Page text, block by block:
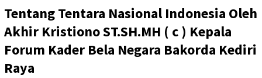
Tentang Tentara Nasional Indonesia Oleh
Akhir Kristiono ST.SH.MH ( c ) Kepala
Forum Kader Bela Negara Bakorda Kediri
Raya